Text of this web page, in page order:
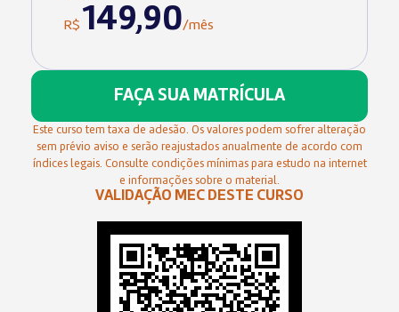
R$ 149,90/mês
FAÇA SUA MATRÍCULA
Este curso tem taxa de adesão. Os valores podem sofrer alteração
sem prévio aviso e serão reajustados anualmente de acordo com
índices legais. Consulte condições mínimas para estudo na internet
e informações sobre o material.
VALIDAÇÃO MEC DESTE CURSO